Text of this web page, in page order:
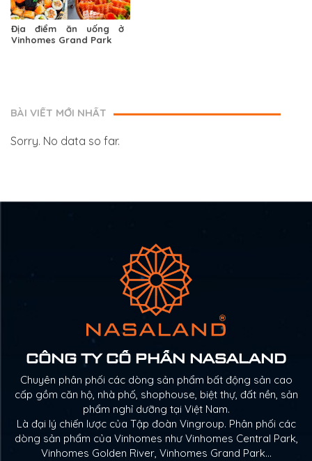
Địa điểm ăn uống ở
Vinhomes Grand Park
BÀI VIẾT MỚI NHẤT
Sorry. No data so far.
CÔNG TY CỔ PHẦN NASALAND
Chuyên phân phối các dòng sản phẩm bất động sản cao
cấp gồm căn hộ, nhà phố, shophouse, biệt thự, đất nền, sản
phẩm nghỉ dưỡng tại Việt Nam.
Là đại lý chiến lược của Tập đoàn Vingroup. Phân phối các
dòng sản phẩm của Vinhomes như Vinhomes Central Park,
Vinhomes Golden River, Vinhomes Grand Park…